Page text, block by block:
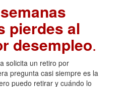
pierdes al
desempleo.
solicita un retiro por
pregunta casi siempre es la
puedo retirar y cuándo lo